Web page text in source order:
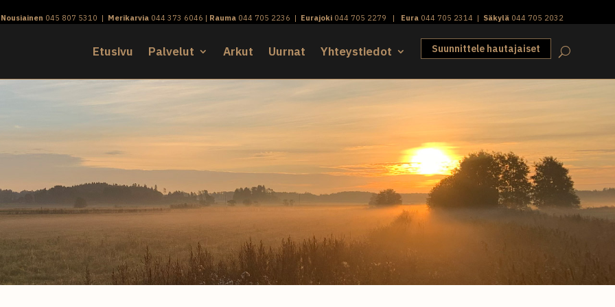
Nousiainen 045 807 5310 | Merikarvia 044 373 6046 | Rauma 044 705 2236 | Eurajoki 044 705 2279 | Eura 044 705 2314 | Säkylä 044 705 2032
Etusivu Palvelut Arkut Uurnat Yhteystiedot Suunnittele hautajaiset